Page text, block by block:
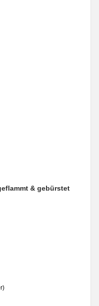
& gebürstet